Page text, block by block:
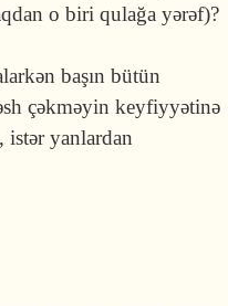
o biri qulağa yərəf)?
başın bütün
çəkməyin keyfiyyətinə
istər yanlardan